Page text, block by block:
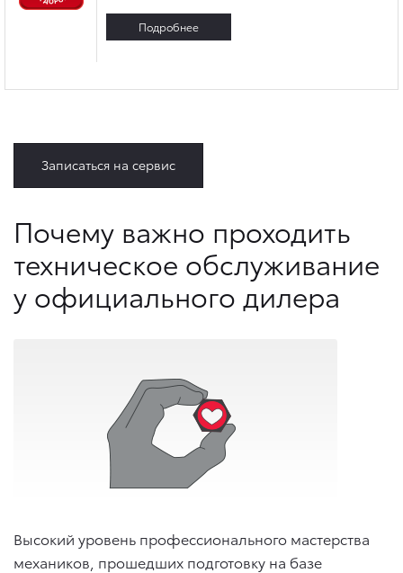
Подробнее
Записаться на сервис
Почему важно проходить
техническое обслуживание
у официального дилера
Высокий уровень профессионального мастерства
механиков, прошедших подготовку на базе